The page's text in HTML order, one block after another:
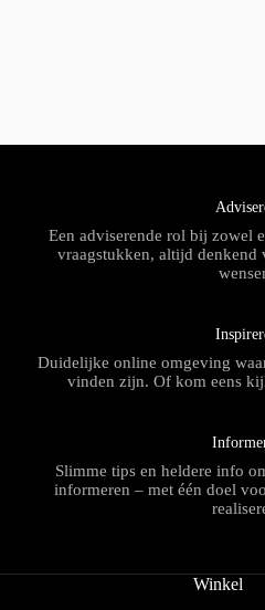
Een adviserende rol bij zowel
vraagstukken, altijd denkend
Duidelijke online omgeving
vinden zijn. Of kom eens
Slimme tips en heldere info
informeren – met één doel
Winkel